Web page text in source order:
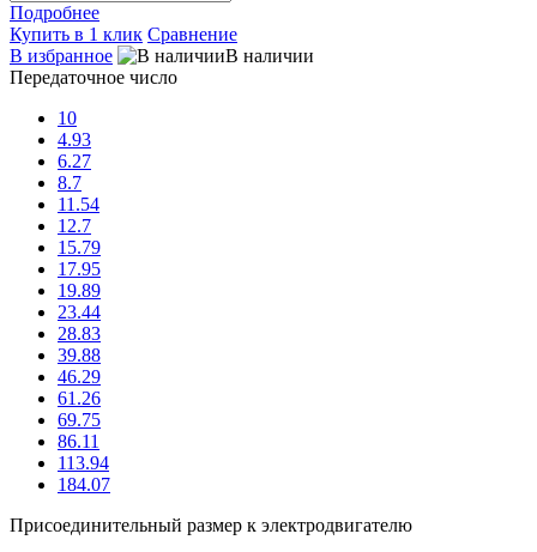
Подробнее
Купить в 1 клик Сравнение
В избранное
В наличии
Передаточное число
10
4.93
6.27
8.7
11.54
12.7
15.79
17.95
19.89
23.44
28.83
39.88
46.29
61.26
69.75
86.11
113.94
184.07
Присоединительный размер к электродвигателю